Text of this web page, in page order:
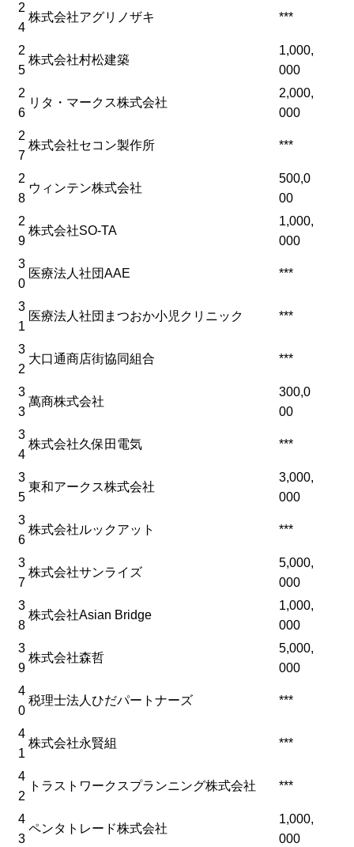
2
4
株式会社アグリノザキ ***
2
5
株式会社村松建築
1,000,
000
2
6
リタ・マークス株式会社
2,000,
000
2
7
株式会社セコン製作所 ***
2
8
ウィンテン株式会社
500,0
00
2
9
株式会社SO-TA
1,000,
000
3
0
医療法人社団AAE ***
3
1
医療法人社団まつおか小児クリニック ***
3
2
大口通商店街協同組合 ***
3
3
萬商株式会社
300,0
00
3
4
株式会社久保田電気 ***
3
5
東和アークス株式会社
3,000,
000
3
6
株式会社ルックアット ***
3
7
株式会社サンライズ
5,000,
000
3
8
株式会社Asian Bridge
1,000,
000
3
9
株式会社森哲
5,000,
000
4
0
税理士法人ひだパートナーズ ***
4
1
株式会社永賢組 ***
4
2
トラストワークスプランニング株式会社 ***
4
3
ペンタトレード株式会社
1,000,
000